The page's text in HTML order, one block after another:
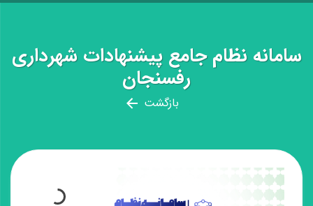
سامانه نظام جامع پیشنهادات شهرداری
رفسنجان
بازگشت